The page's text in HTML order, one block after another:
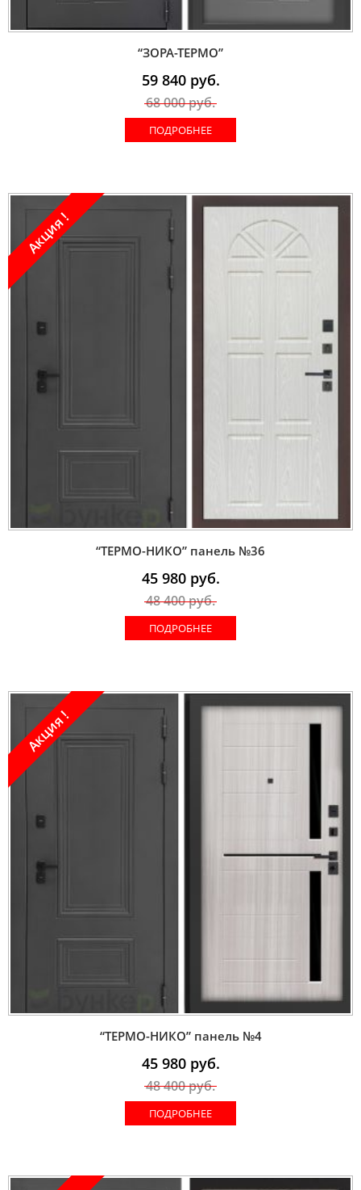
“ЗОРА-ТЕРМО”
59 840руб.
68 000руб.
ПОДРОБНЕЕ
Акция !
“ТЕРМО-НИКО” панель №36
45 980руб.
48 400руб.
ПОДРОБНЕЕ
Акция !
“ТЕРМО-НИКО” панель №4
45 980руб.
48 400руб.
ПОДРОБНЕЕ